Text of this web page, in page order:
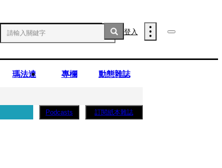
登入
瑪法達 專欄 動態雜誌
Podcasts 訂閱紙本雜誌